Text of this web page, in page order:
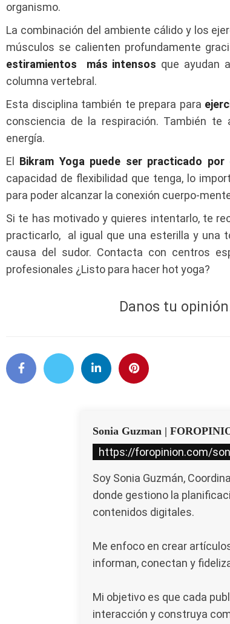
organismo.
La combinación del ambiente cálido y los
músculos se calienten profundamente
estiramientos más intensos que ayudan
columna vertebral.
Esta disciplina también te prepara para
consciencia de la respiración. También te
energía.
El Bikram Yoga puede ser practicado por
capacidad de flexibilidad que tenga, lo
para poder alcanzar la conexión cuerpo-
Si te has motivado y quieres intentarlo, te
practicarlo, al igual que una esterilla y una
causa del sudor. Contacta con centros
profesionales ¿Listo para hacer hot yoga?
Danos tu
Sonia Guzman |
https://foropinion.com/
Soy Sonia Guzmán,
donde gestiono la
contenidos digitales.
Me enfoco en crear
informan, conectan y
Mi objetivo es que cada
interacción y construya